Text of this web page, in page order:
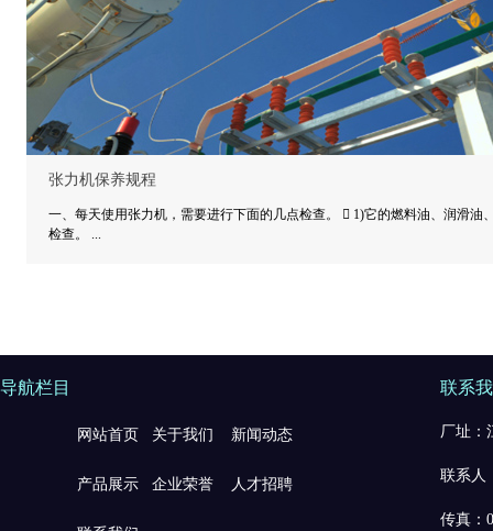
张力机保养规程
一、每天使用张力机，需要进行下面的几点检查。  1)它的燃料油、润滑油
检查。 ...
导航栏目
网站首页 关于我们 新闻动态
产品展示 企业荣誉 人才招聘
联系
厂址：
联系人
传真：